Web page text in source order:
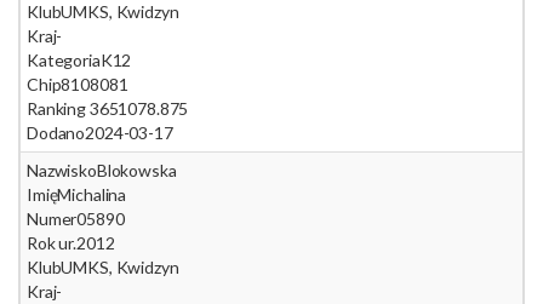
KlubUMKS, Kwidzyn
Kraj-
KategoriaK12
Chip8108081
Ranking 3651078.875
Dodano2024-03-17
NazwiskoBlokowska
ImięMichalina
Numer05890
Rok ur.2012
KlubUMKS, Kwidzyn
Kraj-